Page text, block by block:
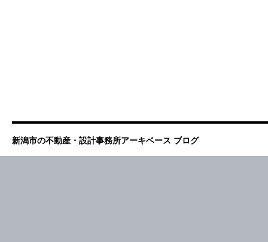
新潟市の不動産・設計事務所アーキベース ブログ